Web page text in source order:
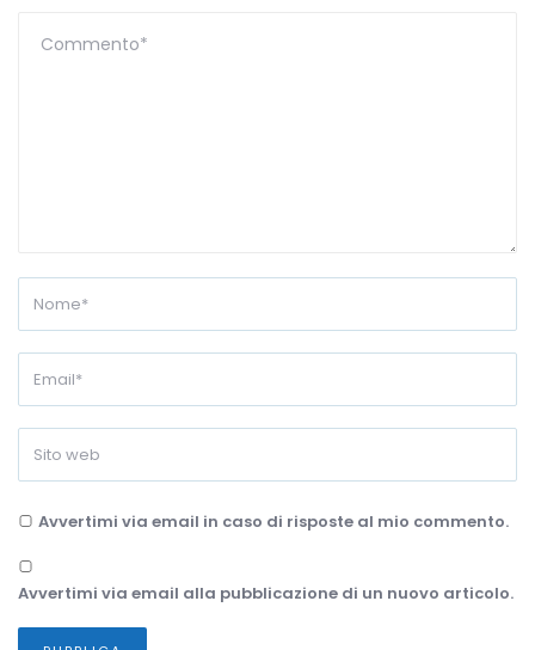
Avvertimi via email in caso di risposte al mio commento.
Avvertimi via email alla pubblicazione di un nuovo articolo.